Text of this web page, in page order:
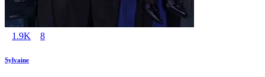
1.9K 8
Sylvaine